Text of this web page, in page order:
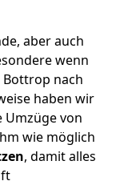
aber auch
wenn
nach
haben wir
Umzüge von
wie möglich
, damit alles